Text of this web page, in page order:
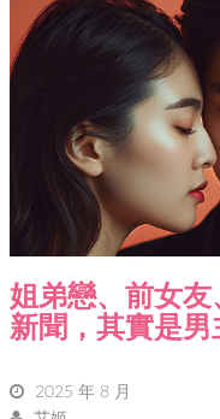
姐弟戀、前女
新聞，其實是男
2025 年 8 月